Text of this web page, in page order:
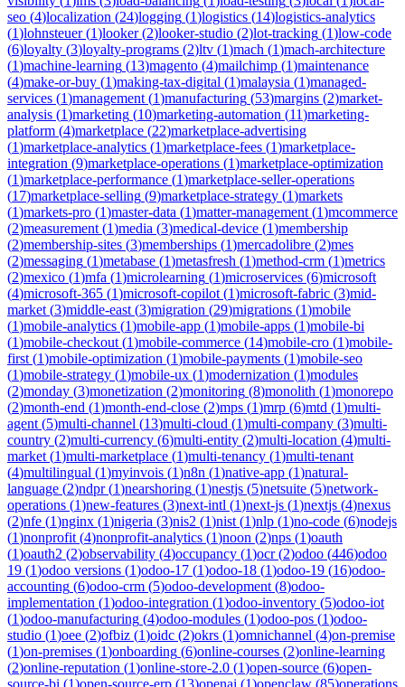
seo (4)localization (24)logging (1)logistics (14)logistics-analytics
(1)lohnsteuer(1)looker(2)looker-studio (2)lot-tracking (1)low-code
(6)loyalty (3)loyalty-programs (2)ltv (1)mach (1)mach-architecture
(1)machine-learning (13)magento (4)mailchimp (1)maintenance
(4)make-or-buy (1)making-tax-digital (1)malaysia (1)managed-
services (1)management (1)manufacturing (53)margins (2)market-
analysis (1)marketing (10)marketing-automation (11)marketing-
platform (4)marketplace (22)marketplace-advertising
(1)marketplace-analytics (1)marketplace-fees (1)marketplace-
integration (9)marketplace-operations (1)marketplace-optimization
(1)marketplace-performance (1)marketplace-seller-operations
(17)marketplace-selling (9)marketplace-strategy (1)markets
(1)markets-pro (1)master-data (1)matter-management (1)mcommerce
(2)measurement (1)media (3)medical-device (1)membership
(2)membership-sites (3)memberships (1)mercadolibre (2)mes
(2)messaging (1)metabase (1)metasfresh (1)method-crm (1)metrics
(2)mexico (1)mfa (1)microlearning (1)microservices (6)microsoft
(4)microsoft-365 (1)microsoft-copilot (1)microsoft-fabric (3)mid-
market (3)middle-east (3)migration (29)migrations (1)mobile
(1)mobile-analytics (1)mobile-app (1)mobile-apps (1)mobile-bi
(1)mobile-checkout (1)mobile-commerce (14)mobile-cro (1)mobile-
first (1)mobile-optimization (1)mobile-payments (1)mobile-seo
(1)mobile-strategy (1)mobile-ux (1)modernization (1)modules
(2)monday (3)monetization (2)monitoring (8)monolith (1)monorepo
(2)month-end (1)month-end-close (2)mps (1)mrp (6)mtd (1)multi-
agent (5)multi-channel (13)multi-cloud (1)multi-company (3)multi-
country (2)multi-currency (6)multi-entity (2)multi-location (4)multi-
market (1)multi-marketplace (1)multi-tenancy (1)multi-tenant
(4)multilingual (1)myinvois (1)n8n (1)native-app (1)natural-
language (2)ndpr(1)nearshoring (1)nestjs (5)netsuite (5)network-
operations (1)new-features (3)next-intl (1)next-js (1)nextjs (4)nexus
(2)nfe (1)nginx (1)nigeria (3)nis2 (1)nist (1)nlp (1)no-code (6)nodejs
(1)nonprofit (4)nonprofit-analytics (1)noon (2)nps (1)oauth
(1)oauth2 (2)observability (4)occupancy (1)ocr(2)odoo (446)odoo
19 (1)odoo versions (1)odoo-17 (1)odoo-18 (1)odoo-19 (16)odoo-
accounting (6)odoo-crm (5)odoo-development (8)odoo-
implementation (1)odoo-integration (1)odoo-inventory (5)odoo-iot
(1)odoo-manufacturing (4)odoo-modules (1)odoo-pos (1)odoo-
studio (1)oee (2)ofbiz (1)oidc (2)okrs (1)omnichannel (4)on-premise
(1)on-premises (1)onboarding (6)online-courses (2)online-learning
(2)online-reputation (1)online-store-2.0 (1)open-source (6)open-
source-bi (1)open-source-erp (13)openai (1)openclaw (85)operations